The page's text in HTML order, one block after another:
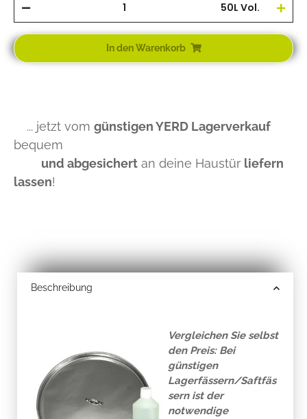
50L Vol.
In den Warenkorb
... jetzt vom günstigen YERD Lagerverkauf
bequem
und abgesichert an deine Haustür liefern
lassen!
Beschreibung
Vergleichen Sie selbst
den Preis: Bei
günstigen
Lagerfässern/Saftfäs
sern ist der
notwendige